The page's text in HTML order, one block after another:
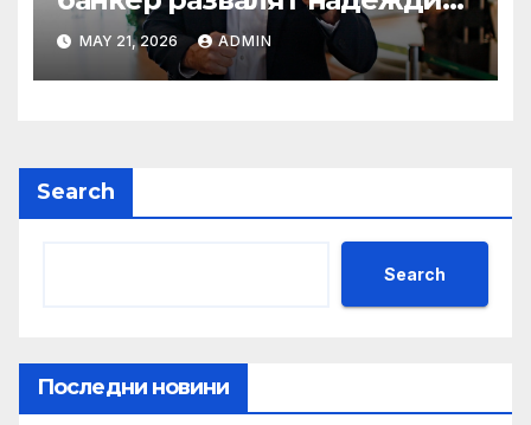
на Флавио Болсонаро за
президент на Бразилия
MAY 21, 2026 ADMIN
Search
Search
Последни новини